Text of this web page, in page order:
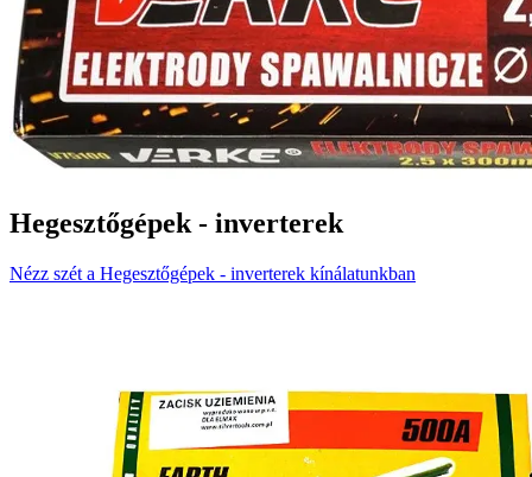
Hegesztőgépek - inverterek
Nézz szét a Hegesztőgépek - inverterek kínálatunkban